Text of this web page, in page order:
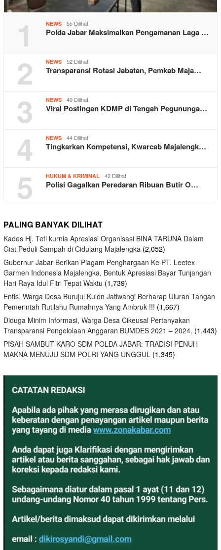
1 NEWS 55 Dilihat
Polda Jabar Maksimalkan Pengamanan Laga …
2 NEWS 52 Dilihat
Transparansi Rotasi Jabatan, Pemkab Maja…
3 NEWS 49 Dilihat
Viral Postingan KDMP di Tengah Pegununga…
4 NEWS 44 Dilihat
Tingkarkan Kompetensi, Kwarcab Majalengk…
5 HUKUM & KRIMINAL 42 Dilihat
Polisi Gagalkan Peredaran Ribuan Butir O…
PALING BANYAK DILIHAT
Kades Hj. Teti kurnia Apresiasi Organisasi BINA TARUNA Dalam
Giat Peduli Sampah di Cidulang Majalengka (2,052)
Gubernur Jabar Berikan Piagam Penghargaan Ke PT. Leetex
Garmen Indonesia Majalengka, Bentuk Apresiasi Bayar Tunjangan
Hari Raya Idul Fitri Tepat Waktu (1,739)
Entis, Warga Desa Burujul Kulon Jatiwangi Berharap Uluran Tangan
Pemerintah Rutilahu Rumahnya Yang Ambruk !!! (1,667)
Diduga Minim Informasi, Warga Desa Cikeusal Pertanyakan
Transparansi Pengelolaan Anggaran BUMDES 2021 – 2024. (1,443)
PISAH SAMBUT KARO SDM POLDA JABAR: TRADISI PENUH
MAKNA MENUJU SDM POLRI YANG UNGGUL (1,345)